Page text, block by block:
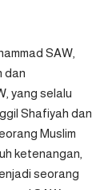
SAW,
dan
yang selalu
Shafiyah dan
Muslim
ketenangan,
seorang